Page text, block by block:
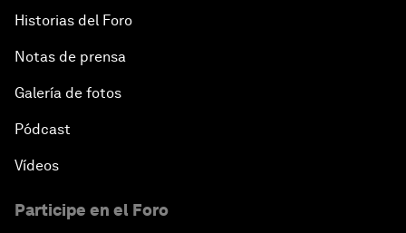
Historias del Foro
Notas de prensa
Galería de fotos
Pódcast
Vídeos
Participe en el Foro